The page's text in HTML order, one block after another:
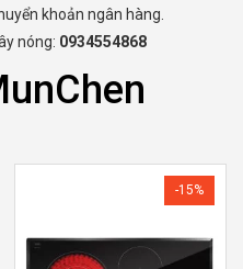
khoản ngân hàng.
nóng: 0934554868
-15%